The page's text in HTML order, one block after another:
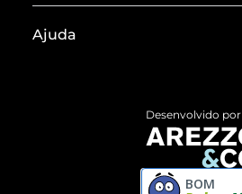
Termos de Uso
ZZ MALL é confiável
Ajuda
Devolução do Produto
Compre pelo WhatsApp
Desenvolvido por
BOM